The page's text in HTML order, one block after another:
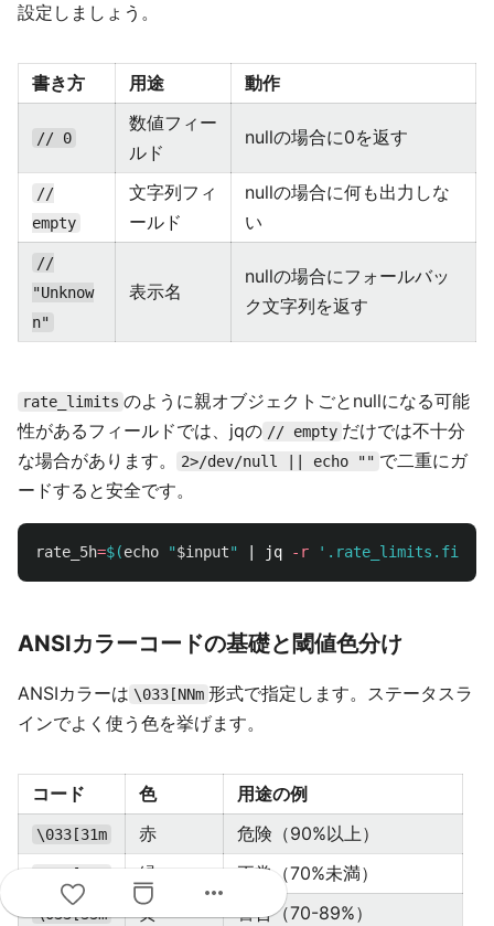
設定しましょう。
書き方 用途 動作
// 0
数値フィー
ルド
nullの場合に0を返す
//
empty
文字列フィ
ールド
nullの場合に何も出力しな
い
//
"Unknow
n"
表示名
nullの場合にフォールバッ
ク文字列を返す
rate_limits のように親オブジェクトごとnullになる可能
性があるフィールドでは、jqの // empty だけでは不十分
な場合があります。
2>/dev/null || echo "" で二重にガ
ードすると安全です。
rate_5h=$(echo "$input" | jq -r
ANSIカラーコードの基礎と閾値色分け
ANSIカラーは \033[NNm 形式で指定します。ステータスラ
インでよく使う色を挙げます。
コード 色 用途の例
\033[31m 赤 危険（90%以上）
\033[32m 緑 正常（70%未満）
\033[33m 黄 警告（70-89%）
more_horiz